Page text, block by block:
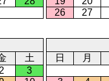
26
27
土
2
3
日
月